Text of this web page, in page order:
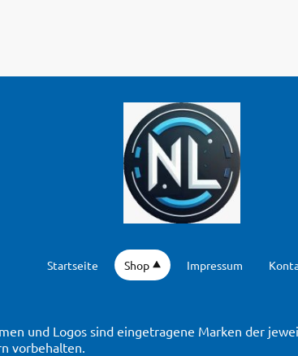
Startseite Shop Impressum
und Logos sind eingetragene Marken der
vorbehalten.